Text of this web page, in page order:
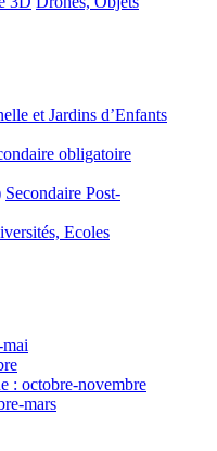
et Jardins d’Enfants
obligatoire
Secondaire Post-
Ecoles
: octobre-novembre
mars